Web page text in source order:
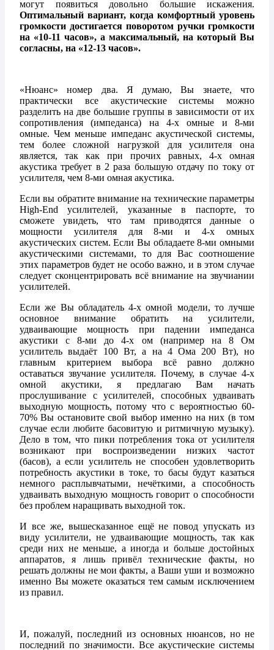
могут появиться довольно большие искажения.
Оптимальный вариант, когда комфортный уровень
громкости достигается поворотом ручки громкости
на «10-11 часов», а максимальный, на который Вы
согласны, на «12-13 часов».
«Нюанс» номер два. Я думаю, Вы знаете, что
практически все акустические системы можно
разделить на две большие группы в зависимости от их
сопротивления (импеданса) на 4-х омные и 8-ми
омные. Чем меньше импеданс акустической системы,
тем более сложной нагрузкой для усилителя она
является, так как при прочих равных, 4-х омная
акустика требует в 2 раза большую отдачу по току от
усилителя, чем 8-ми омная акустика.
Если вы обратите внимание на технические параметры
High-End усилителей, указанные в паспорте, то
сможете увидеть, что там приводятся данные о
мощности усилителя для 8-ми и 4-х омных
акустических систем. Если Вы обладаете 8-ми омными
акустическими системами, то для Вас соотношение
этих параметров будет не особо важно, и в этом случае
следует сконцентрировать всё внимание на звучиании
усилителей.
Если же Вы обладатель 4-х омной модели, то лучше
основное внимание обратить на усилители,
удваивающие мощность при падении импеданса
акустики с 8-ми до 4-х ом (например на 8 Ом
усилитель выдаёт 100 Вт, а на 4 Ома 200 Вт), но
главным критерием выбора всё равно должно
оставаться звучание усилителя. Почему, в случае 4-х
омной акустики, я предлагаю Вам начать
прослушивание с усилителей, способных удваивать
выходную мощность, потому что с вероятностью 60-
70% Вы остановите свой выбор именно на них (в том
случае если любите басовитую и ритмичную музыку).
Дело в том, что пики потребления тока от усилителя
возникают при воспроизведении низких частот
(басов), а если усилитель не способен удовлетворить
потребность акустики в токе, то басы будут казаться
немного расплывчатыми, нечёткими, а способность
удваивать выходную мощность говорит о способности
без проблем наращивать выходной ток.
И все же, вышесказанное ещё не повод упускать из
виду усилители, не удваивающие мощность, так как
среди них не меньше, а иногда и больше достойных
аппаратов, я лишь привёл технические факты, но
решать должны не мои факты, а Ваши уши и возможно
именно Вы можете оказаться тем самым исключением
из правил.
И, пожалуй, последний из основных нюансов, но не
последний по значимости. Все акустические системы